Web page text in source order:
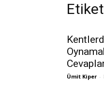
Ümit Kiper -